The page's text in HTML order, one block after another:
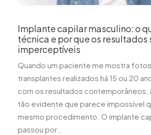
Implante capilar masculino: o
técnica e por que os resultados
imperceptíveis
Quando um paciente me mostra
transplantes realizados há 15 ou 20
com os resultados contemporâneos,
tão evidente que parece impossível
mesmo procedimento. O implante
passou por…